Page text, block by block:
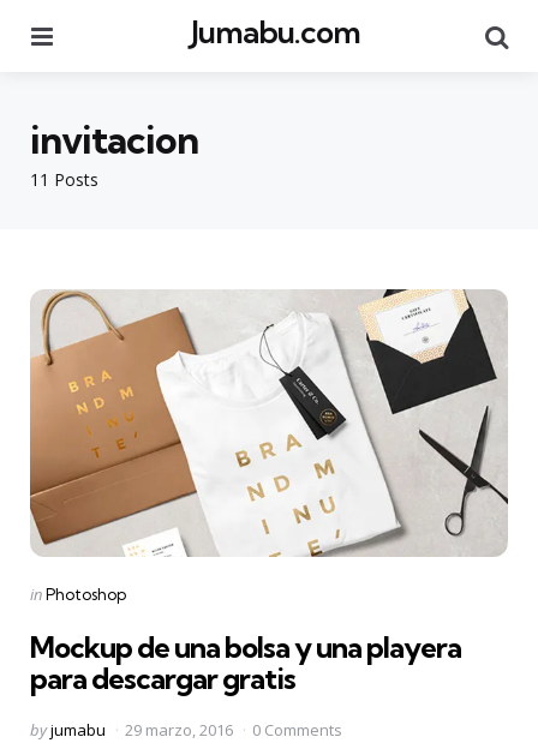
Jumabu.com
11 Posts
invitacion
Categories
Posted
inPhotoshop
Mockup de una bolsa y una playera
para descargar gratis
Posted
byjumabu 29 marzo, 2016 0 Comments